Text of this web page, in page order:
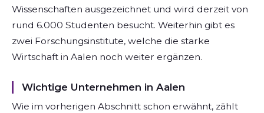
Wissenschaften ausgezeichnet und wird derzeit von
rund 6.000 Studenten besucht. Weiterhin gibt es
zwei Forschungsinstitute, welche die starke
Wirtschaft in Aalen noch weiter ergänzen.
Wichtige Unternehmen in Aalen
Wie im vorherigen Abschnitt schon erwähnt, zählt